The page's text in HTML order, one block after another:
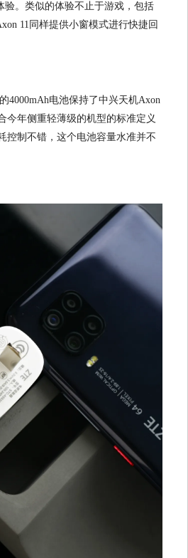
验。类似的体验不止于游戏，包括
11同样提供小窗模式进行快捷回
4000mAh电池保持了中兴天机Axon
今年侧重轻薄级的机型的标准定义
控制不错，这个电池容量水准并不